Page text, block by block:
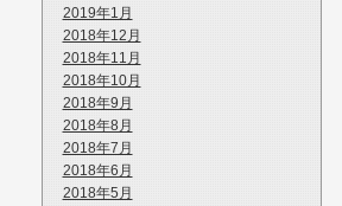
2019年1月
2018年12月
2018年11月
2018年10月
2018年9月
2018年8月
2018年7月
2018年6月
2018年5月